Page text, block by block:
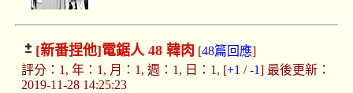
[新番捏他]電鋸人 48 韓肉 [48篇回應]
評分：1, 年：1, 月：1, 週：1, 日：1, [+1 /-1] 最後更新：
2019-11-28 14:25:23